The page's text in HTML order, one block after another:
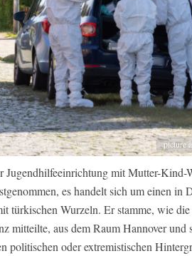
picture
Jugendhilfeeinrichtung mit Mutter-Kind-
es handelt sich um einen in
türkischen Wurzeln. Er stamme, wie
mitteilte, aus dem Raum Hannover und
politischen oder extremistischen